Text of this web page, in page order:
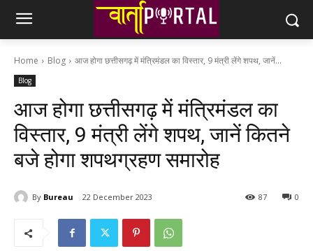
Home Blog आज होगा छत्तीसगढ़ में मंत्रिमंडल का विस्तार, 9 मंत्री लेंगे शपथ, जानें...
Blog
आज होगा छत्तीसगढ़ में मंत्रिमंडल का
विस्तार, 9 मंत्री लेंगे शपथ, जानें कितने
बजे होगा शपथग्रहण समारोह
By Bureau 22 December 2023 0
87